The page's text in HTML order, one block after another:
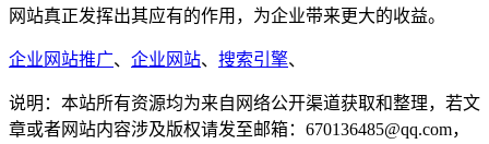
网站真正发挥出其应有的作用，为企业带来更大的收益。
企业网站推广、 企业网站、 搜索引擎、
说明：本站所有资源均为来自网络公开渠道获取和整理，若文
章或者网站内容涉及版权请发至邮箱：670136485@qq.com，